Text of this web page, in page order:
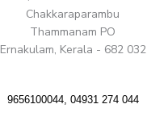
Chakkaraparambu
Thammanam PO
Ernakulam, Kerala - 682 032
9656100044, 04931 274 044